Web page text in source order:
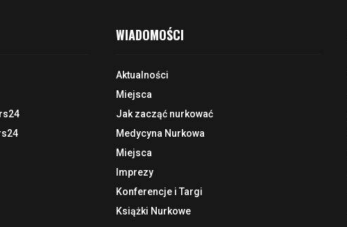
WIADOMOŚCI
Aktualności
Miejsca
Jak zacząć nurkować
Medycyna Nurkowa
Miejsca
Imprezy
Konferencje i Targi
Książki Nurkowe